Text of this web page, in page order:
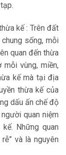
kế : Trên đất
sống, mỗi
quan đến thừa
mỗi vùng, miền,
kế mà tại địa
thừa kế của
dấu ấn chế độ
quan niệm
Những quan
và là nguyên